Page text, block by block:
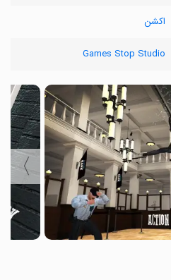
اکشن
Games Stop Studio
〉